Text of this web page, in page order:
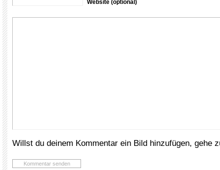
Website (optional)
Willst du deinem Kommentar ein Bild hinzufügen, gehe